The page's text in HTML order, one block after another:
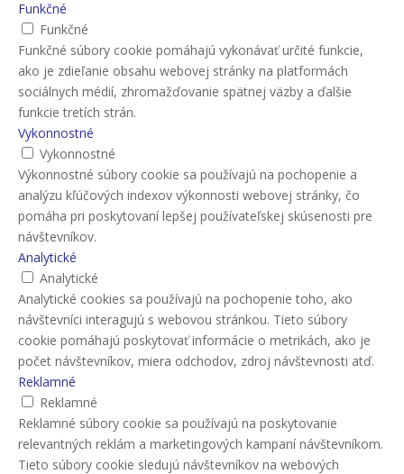
Funkčné
Funkčné
Funkčné súbory cookie pomáhajú vykonávať určité funkcie,
ako je zdieľanie obsahu webovej stránky na platformách
sociálnych médií, zhromažďovanie spätnej väzby a ďalšie
funkcie tretích strán.
Vykonnostné
Vykonnostné
Výkonnostné súbory cookie sa používajú na pochopenie a
analýzu kľúčových indexov výkonnosti webovej stránky, čo
pomáha pri poskytovaní lepšej používateľskej skúsenosti pre
návštevníkov.
Analytické
Analytické
Analytické cookies sa používajú na pochopenie toho, ako
návštevníci interagujú s webovou stránkou. Tieto súbory
cookie pomáhajú poskytovať informácie o metrikách, ako je
počet návštevníkov, miera odchodov, zdroj návštevnosti atď.
Reklamné
Reklamné
Reklamné súbory cookie sa používajú na poskytovanie
relevantných reklám a marketingových kampaní návštevníkom.
Tieto súbory cookie sledujú návštevníkov na webových